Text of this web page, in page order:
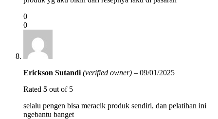
0
0
Erickson Sutandi (verified owner) – 09/01/2025
Rated 5 out of 5
selalu pengen bisa meracik produk sendiri, dan pelatihan ini
ngebantu banget